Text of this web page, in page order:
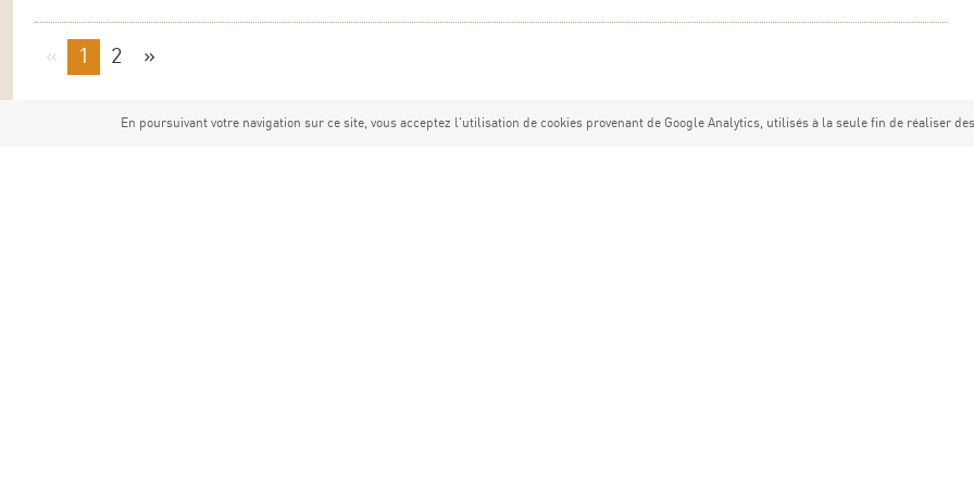
En poursuivant votre navigation sur ce site, vous acceptez l'utilisation de cookies provenant de Google Analytics, utilisés à la seule fin de réaliser
« 1 2 »